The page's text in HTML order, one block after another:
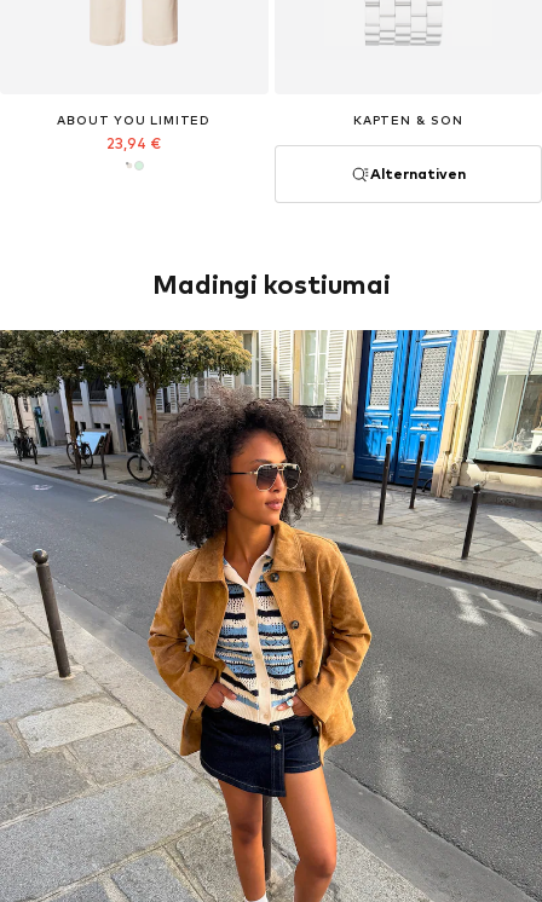
ABOUT YOU LIMITED
23,94 €
KAPTEN & SON
Alternativen
Madingi kostiumai